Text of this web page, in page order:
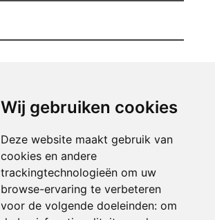
Wij gebruiken cookies
Deze website maakt gebruik van
cookies en andere
trackingtechnologieën om uw
browse-ervaring te verbeteren
voor de volgende doeleinden: om